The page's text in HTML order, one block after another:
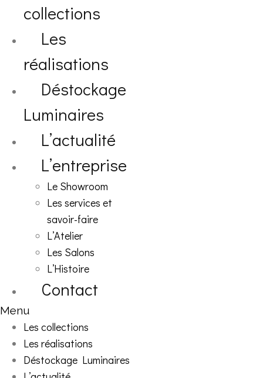
collections
Les
réalisations
Déstockage
Luminaires
L’actualité
L’entreprise
Le Showroom
Les services et
savoir-faire
L’Atelier
Les Salons
L’Histoire
Contact
Menu
Les collections
Les réalisations
Déstockage Luminaires